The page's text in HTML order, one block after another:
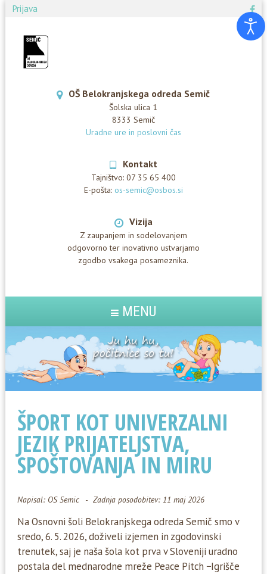
Prijava
OŠ Belokranjskega odreda Semič
Šolska ulica 1
8333 Semič
Uradne ure in poslovni čas
Kontakt
Tajništvo: 07 35 65 400
E-pošta: os-semic@osbos.si
Vizija
Z zaupanjem in sodelovanjem
odgovorno ter inovativno ustvarjamo
zgodbo vsakega posameznika.
MENU
ŠPORT KOT UNIVERZALNI
JEZIK PRIJATELJSTVA,
SPOŠTOVANJA IN MIRU
Napisal: OS Semic Zadnja posodobitev: 11 maj 2026
Na Osnovni šoli Belokranjskega odreda Semič smo v
sredo, 6. 5. 2026, doživeli izjemen in zgodovinski
trenutek, saj je naša šola kot prva v Sloveniji uradno
postala del mednarodne mreže Peace Pitch −Igrišče